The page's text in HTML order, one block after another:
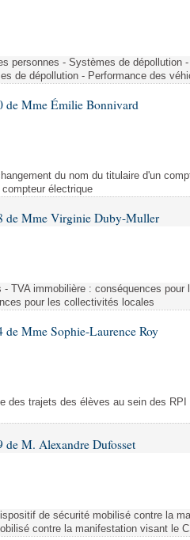
lois
lois
personnes - Systèmes de dépollution
de dépollution - Performance des
de Mme Émilie Bonnivard
du nom du titulaire d'un
électrique
de Mme Virginie Duby-Muller
TVA immobilière : conséquences
pour les collectivités locales
de Mme Sophie-Laurence Roy
des trajets des élèves au sein des
de M. Alexandre Dufosset
de sécurité mobilisé contre la
contre la manifestation visant le